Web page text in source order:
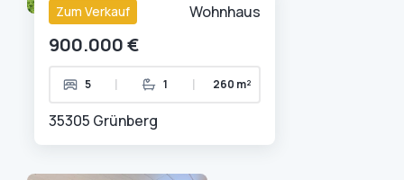
Zum Verkauf Wohnhaus
900.000 €
5 | 1 | 260 m²
35305 Grünberg